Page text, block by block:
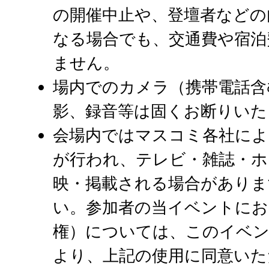
の開催中止や、登壇者など
なる場合でも、交通費や宿
ません。
場内でのカメラ（携帯電話
影、録音等は固くお断りい
会場内ではマスコミ各社に
が行われ、テレビ・雑誌・
映・掲載される場合があり
い。参加者の当イベントに
権）については、このイベ
より、上記の使用に同意い